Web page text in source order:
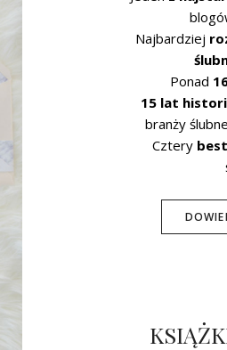
Najbardziej
Ponad
15 lat
branży
Cztery